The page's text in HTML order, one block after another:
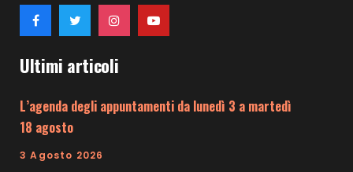
Ultimi articoli
L’agenda degli appuntamenti da lunedì 3 a martedì
18 agosto
3 Agosto 2026